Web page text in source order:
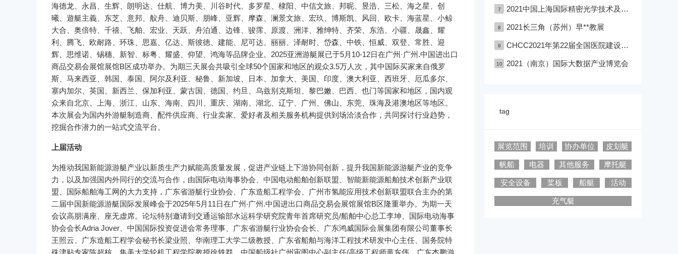
海德龙、永昌、生辉、朗明达、仕航、博力美、川谷时代、多罗星、棣阳、中信文旅、邦昵、昱浩、三松、海之星、创
曦、遊艇主義、东芝、意邦、舣舟、迪贝斯、朋峰、亚辉、摩森、澜景文旅、宏玖、博斯凯、风回、欧卡、海蓝星、小鲸
大合、奥倍特、千禧、飞舶、宏业、天跃、舟泊通、边锋、骏霈、原渡、洲洋、雅绅特、齐荣、东浩、小疆、晟鑫、耀
利、腾飞、欧耐路、环珠、思嘉、亿达、斯彼徳、建能、尼可达、丽丽、泽耐时、岱森、中铁、恒威、双登、常胜、迎
辉、思维诺、锡穗、新智、标粤、耀盛、仰望、鸿海等品牌企业。2025亚洲游艇展已于5月10-12日在广州·广州.中国进出口
商品交易会展馆展馆B区成功举办。为期三天展会共吸引全球50个国家和地区的观众3.5万人次，其中国际买家来自俄罗
斯、马来西亚、韩国、泰国、阿尔及利亚、秘鲁、新加坡、日本、加拿大、美国、印度、澳大利亚、西班牙、厄瓜多尔、
塞内加尔、英国、新西兰、保加利亚、蒙古国、德国、约旦、乌兹别克斯坦、黎巴嫩、巴西、也门等国家和地区，国内观
众来自北京、上海、浙江、山东、海南、四川、重庆、湖南、湖北、辽宁、广州、佛山、东莞、珠海及港澳地区等地区。
本次展会为国内外游艇制造商、配件供应商、行业卖家、爱好者及相关服务机构提供到场洽淡合作，共同探讨行业趋势，
挖掘合作潜力的一站式交流平台。
上届活动
为推动我国新能源游艇产业以新质生产力赋能高质量发展，促进产业链上下游协同创新，提升我国新能源游艇产业的竞争
力，以及加强国内外同行的交流与合作，由国际电动海事协会、中国电动船舶创新联盟、智能新能源船舶技术创新产业联
盟、国际船舶海工网的大力支持，广东省游艇行业协会、广东造船工程学会、广州市氢能应用技术创新联盟联合主办的第
二届中国新能源游艇国际发展峰会于2025年5月11日在广州·广州.中国进出口商品交易会展馆展馆B区隆重举办。为期一天
会议高朋满座、座无虚席。论坛特别邀请到交通运输部水运科学研究院青年首席研究员/船舶中心总工李坤、国际电动海事
协会会长Adria Jover、中国国际投资促进会常务理事、广东省游艇行业协会会长、广东鸿威国际会展集团有限公司董事长
王照云、广东造船工程学会秘书长梁业照、华南理工大学二级教授、广东省船舶与海洋工程技术研发中心主任、国务院特
殊津贴专家陈超核、集美大学轮机工程学院教授徐轶群、中国船级社广州审图中心副主任/高级工程师黄东伟、广东杰鹏游
7 2021中国上海国际精密光学技术及设备展览会
8 2021长三角（苏州）早**教展
9 CHCC2021年第22届全国医院建设大会深圳医院建设大会
10 2021（南京）国际大数据产业博览会
tag
展览范围 培训 协办单位 皮划艇
帆船 电器 其他服务 摩托艇
安全设备 桨板 船艇 活动
充气艇